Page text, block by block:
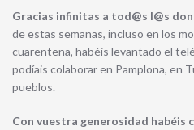
Gracias infinitas a tod@s l@s
de estas semanas, incluso en los
cuarentena, habéis levantado el
podíais colaborar en Pamplona, en
pueblos.
Con vuestra generosidad habéis